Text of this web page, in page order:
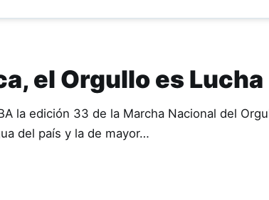
el Orgullo es Lucha
la edición 33 de la Marcha Nacional del
del país y la de mayor…